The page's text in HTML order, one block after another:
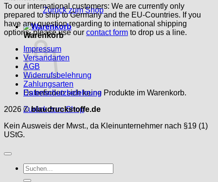
Zurück zum Shop
Warenkorb
Es befinden sich keine Produkte im Warenkorb.
Zurück zum Shop
To our international customers: We are currently only
prepared to ship to Germany and the EU-Countries. If you
have any question regarding to international shipping
options, please use our contact form to drop us a line.
Impressum
Versandarten
AGB
Widerrufsbelehrung
Zahlungsarten
Datenschutzbelehrung
2026 ©blaudruckstoffe.de
Kein Ausweis der Mwst., da Kleinunternehmer nach §19 (1)
UStG.
Suche
nach: